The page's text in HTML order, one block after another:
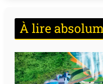
À lire